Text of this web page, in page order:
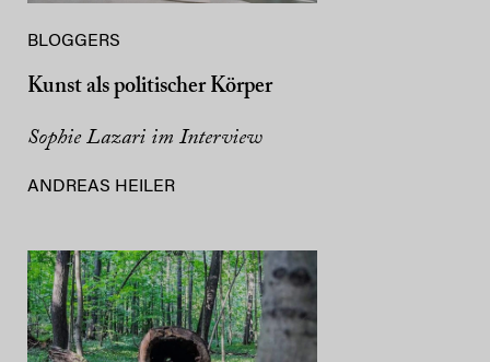
BLOGGERS
Kunst als politischer Körper
Sophie Lazari im Interview
ANDREAS HEILER